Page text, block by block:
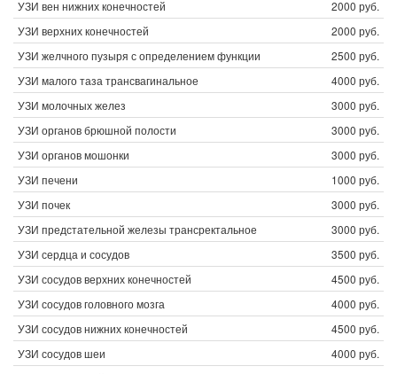
УЗИ вен нижних конечностей
2000 руб.
УЗИ верхних конечностей
2000 руб.
УЗИ желчного пузыря с определением функции
2500 руб.
УЗИ малого таза трансвагинальное
4000 руб.
УЗИ молочных желез
3000 руб.
УЗИ органов брюшной полости
3000 руб.
УЗИ органов мошонки
3000 руб.
УЗИ печени
1000 руб.
УЗИ почек
3000 руб.
УЗИ предстательной железы трансректальное
3000 руб.
УЗИ сердца и сосудов
3500 руб.
УЗИ сосудов верхних конечностей
4500 руб.
УЗИ сосудов головного мозга
4000 руб.
УЗИ сосудов нижних конечностей
4500 руб.
УЗИ сосудов шеи
4000 руб.